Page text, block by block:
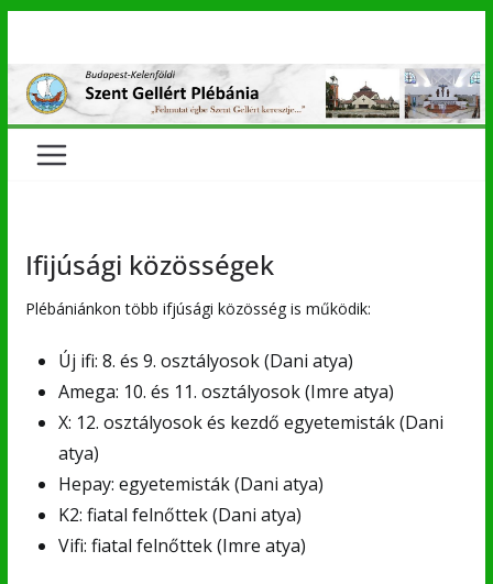
content
Ifijúsági közösségek
Plébániánkon több ifjúsági közösség is működik:
Új ifi: 8. és 9. osztályosok (Dani atya)
Amega: 10. és 11. osztályosok (Imre atya)
X: 12. osztályosok és kezdő egyetemisták (Dani
atya)
Hepay: egyetemisták (Dani atya)
K2: fiatal felnőttek (Dani atya)
Vifi: fiatal felnőttek (Imre atya)